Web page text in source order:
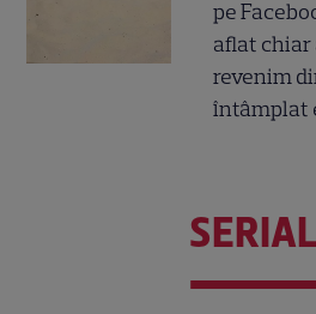
pe
aflat chiar
revenim
întâmplat